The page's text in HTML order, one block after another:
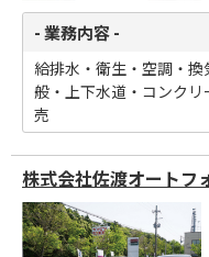
- 業務内容 -
給排水・衛生・空調・
般・上下水道・コンク
売
株式会社佐渡オートフ